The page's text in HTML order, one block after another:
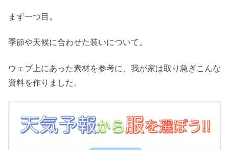
まず一つ目。
季節や天候に合わせた装いについて。
ウェブ上にあった素材を参考に、我が家は取り急ぎこんな
資料を作りました。